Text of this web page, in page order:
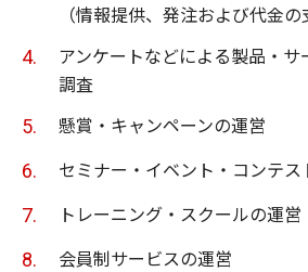
（情報提供、発注および代金の
アンケートなどによる製品・
調査
懸賞・キャンペーンの運営
セミナー・イベント・コンテス
トレーニング・スクールの運営
会員制サービスの運営